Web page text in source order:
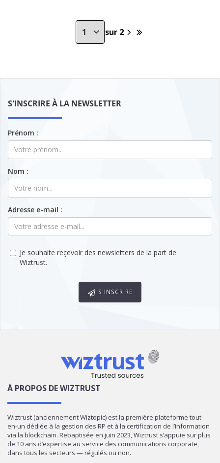
sur 2
S'INSCRIRE À LA NEWSLETTER
Prénom :
Nom :
Adresse e-mail :
Je souhaite reçevoir des newsletters de la part de
Wiztrust.
S'INSCRIRE
À PROPOS DE WIZTRUST
Wiztrust (anciennement Wiztopic) est la première plateforme tout-
en-un dédiée à la gestion des RP et à la certification de l’information
via la blockchain. Rebaptisée en juin 2023, Wiztrust s’appuie sur plus
de 10 ans d’expertise au service des communications corporate,
dans tous les secteurs — régulés ou non.